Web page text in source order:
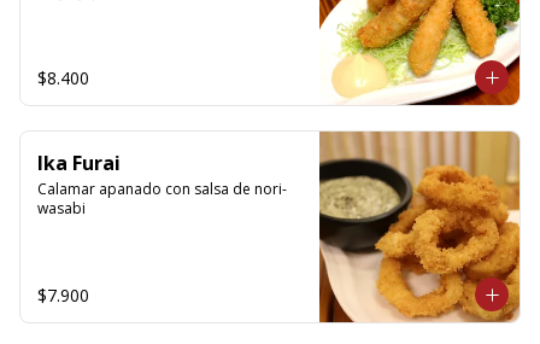
$8.400
Ika Furai
Calamar apanado con salsa de nori-
wasabi
$7.900